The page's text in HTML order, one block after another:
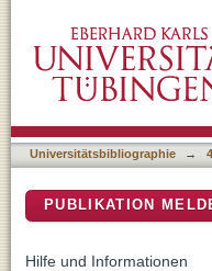
Universitätsbibliographie →
PUBLIKATION
Hilfe und Informationen